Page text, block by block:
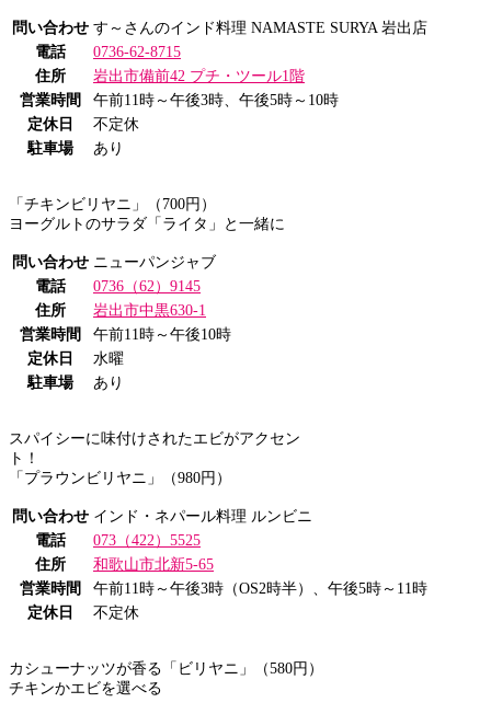
問い合わせ す～さんのインド料理 NAMASTE SURYA 岩出店
電話
0736-62-8715
住所
岩出市備前42 プチ・ツール1階
営業時間
午前11時～午後3時、午後5時～10時
定休日
不定休
駐車場
あり
「チキンビリヤニ」（700円）
ヨーグルトのサラダ「ライタ」と一緒に
問い合わせ ニューパンジャブ
電話
0736（62）9145
住所
岩出市中黒630-1
営業時間
午前11時～午後10時
定休日
水曜
駐車場
あり
スパイシーに味付けされたエビがアクセン
ト！
「プラウンビリヤニ」（980円）
問い合わせ インド・ネパール料理 ルンビニ
電話
073（422）5525
住所
和歌山市北新5-65
営業時間
午前11時～午後3時（OS2時半）、午後5時～11時
定休日
不定休
カシューナッツが香る「ビリヤニ」（580円）
チキンかエビを選べる